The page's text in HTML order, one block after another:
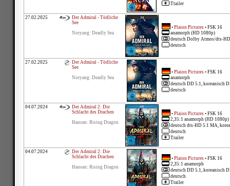
Trailer
27.02.2025
Der Admiral - Tödliche
See
Noryang: Deadly Sea
• Plaion Pictures • FSK 16
anamorph (HD 1080p)
deutsch Dolby Atmos/dts-
deutsch
27.02.2025
Der Admiral - Tödliche
See
Noryang: Deadly Sea
• Plaion Pictures • FSK 16
anamorph
deutsch DD 5.1, koreanisch
deutsch
04.07.2024
Der Admiral 2: Die
Schlacht des Drachen
Hansan: Rising Dragon
• Plaion Pictures • FSK 16
2,35:1 anamorph (HD 1080p)
deutsch dts-HD 5.1 MA,
deutsch
Trailer
04.07.2024
Der Admiral 2: Die
Schlacht des Drachen
Hansan: Rising Dragon
• Plaion Pictures • FSK 16
2,35:1 anamorph
deutsch DD 5.1, koreanisch
deutsch
Trailer